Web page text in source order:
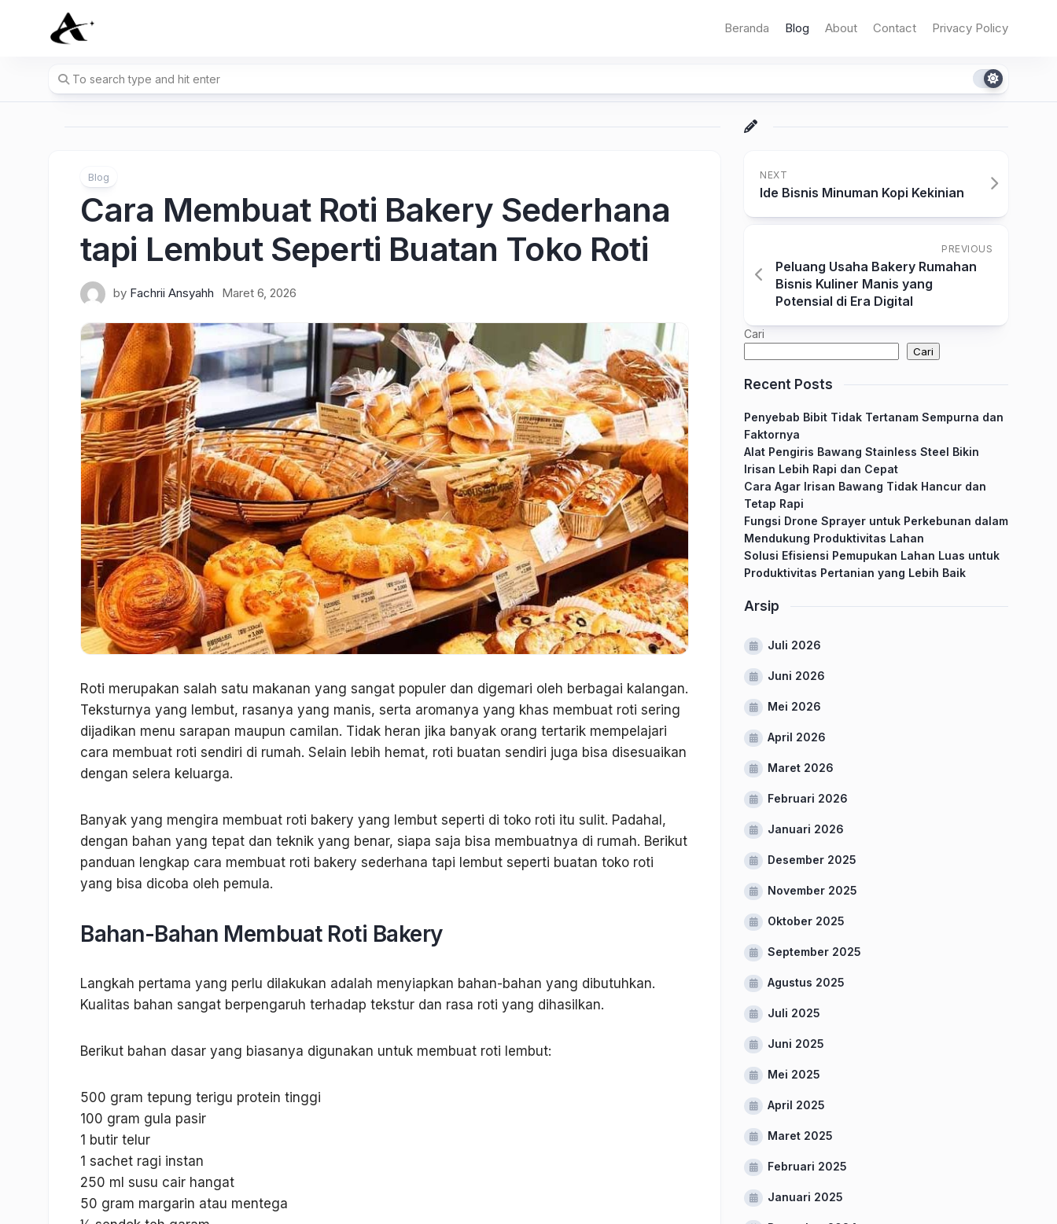
Beranda Blog About Contact Privacy Policy
Blog
Cara Membuat Roti Bakery Sederhana
tapi Lembut Seperti Buatan Toko Roti
by Fachrii Ansyahh Maret 6, 2026
Roti merupakan salah satu makanan yang sangat populer dan digemari oleh berbagai kalangan.
Teksturnya yang lembut, rasanya yang manis, serta aromanya yang khas membuat roti sering
dijadikan menu sarapan maupun camilan. Tidak heran jika banyak orang tertarik mempelajari
cara membuat roti sendiri di rumah. Selain lebih hemat, roti buatan sendiri juga bisa disesuaikan
dengan selera keluarga.
Banyak yang mengira membuat roti bakery yang lembut seperti di toko roti itu sulit. Padahal,
dengan bahan yang tepat dan teknik yang benar, siapa saja bisa membuatnya di rumah. Berikut
panduan lengkap cara membuat roti bakery sederhana tapi lembut seperti buatan toko roti
yang bisa dicoba oleh pemula.
Bahan-Bahan Membuat Roti Bakery
Langkah pertama yang perlu dilakukan adalah menyiapkan bahan-bahan yang dibutuhkan.
Kualitas bahan sangat berpengaruh terhadap tekstur dan rasa roti yang dihasilkan.
Berikut bahan dasar yang biasanya digunakan untuk membuat roti lembut:
500 gram tepung terigu protein tinggi
100 gram gula pasir
1 butir telur
1 sachet ragi instan
250 ml susu cair hangat
50 gram margarin atau mentega
NEXT
Ide Bisnis Minuman Kopi Kekinian
PREVIOUS
Peluang Usaha Bakery Rumahan
Bisnis Kuliner Manis yang
Potensial di Era Digital
Cari
Cari
Recent Posts
Penyebab Bibit Tidak Tertanam Sempurna dan
Faktornya
Alat Pengiris Bawang Stainless Steel Bikin
Irisan Lebih Rapi dan Cepat
Cara Agar Irisan Bawang Tidak Hancur dan
Tetap Rapi
Fungsi Drone Sprayer untuk Perkebunan dalam
Mendukung Produktivitas Lahan
Solusi Efisiensi Pemupukan Lahan Luas untuk
Produktivitas Pertanian yang Lebih Baik
Arsip
Juli 2026
Juni 2026
Mei 2026
April 2026
Maret 2026
Februari 2026
Januari 2026
Desember 2025
November 2025
Oktober 2025
September 2025
Agustus 2025
Juli 2025
Juni 2025
Mei 2025
April 2025
Maret 2025
Februari 2025
Januari 2025